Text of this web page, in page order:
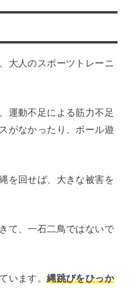
大人のスポーツトレーニ
運動不足による筋力不足
がなかったり、ボール遊
を回せば、大きな被害を
て、一石二鳥ではないで
います。縄跳びをひっか